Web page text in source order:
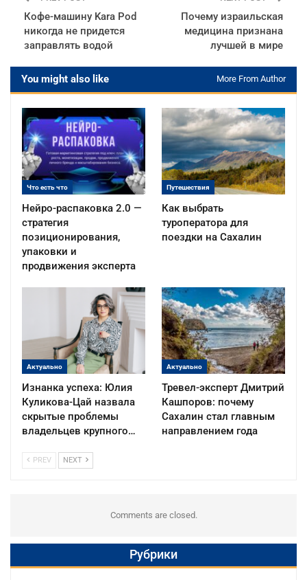
Кофе-машину Kara Pod
никогда не придется
заправлять водой
Почему израильская
медицина признана
лучшей в мире
You might also like More From Author
Что есть что
Нейро-распаковка 2.0 —
стратегия
позиционирования,
упаковки и
продвижения эксперта
Путешествия
Как выбрать
туроператора для
поездки на Сахалин
Актуально
Изнанка успеха: Юлия
Куликова-Цай назвала
скрытые проблемы
владельцев крупного…
Актуально
Тревел-эксперт Дмитрий
Кашпоров: почему
Сахалин стал главным
направлением года
PREV NEXT
Comments are closed.
Рубрики